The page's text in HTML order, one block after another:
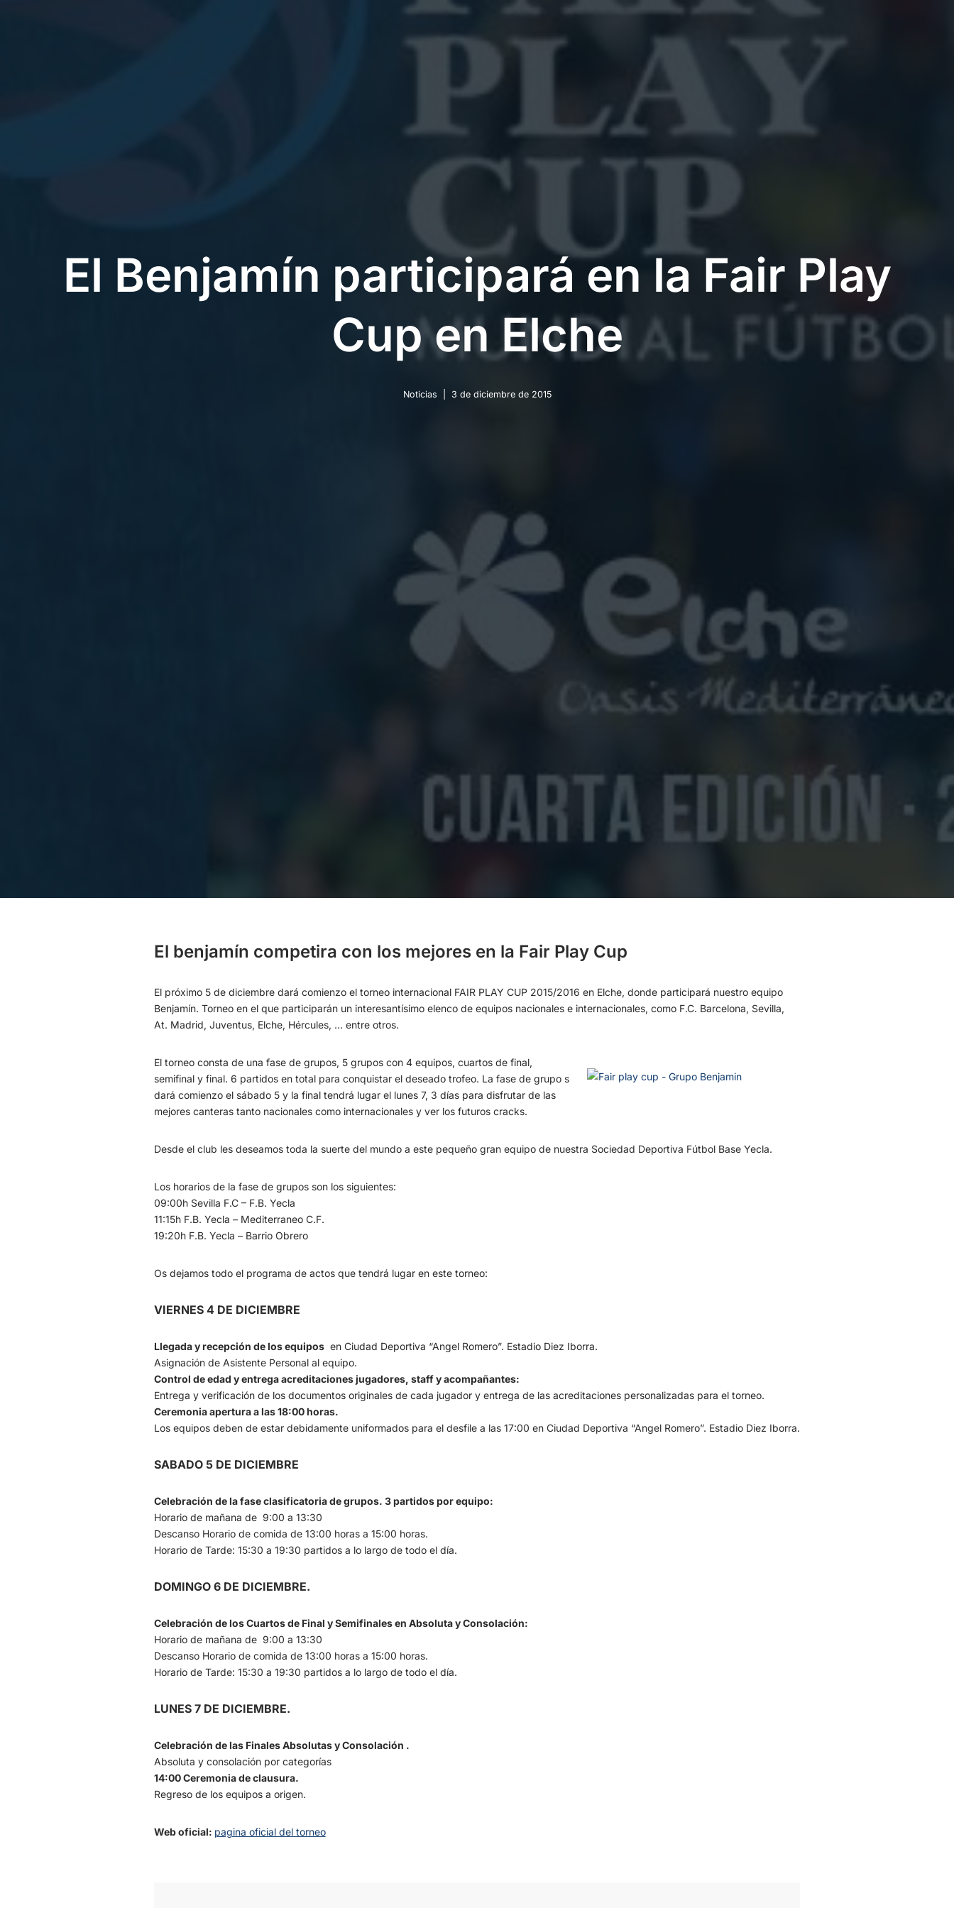
El Benjamín participará en la Fair Play
Cup en Elche
Noticias 3 de diciembre de 2015
El benjamín competira con los mejores en la Fair Play Cup
El próximo 5 de diciembre dará comienzo el torneo internacional FAIR PLAY CUP 2015/2016 en Elche, donde participará nuestro equipo
Benjamín. Torneo en el que participarán un interesantísimo elenco de equipos nacionales e internacionales, como F.C. Barcelona, Sevilla,
At. Madrid, Juventus, Elche, Hércules, … entre otros.
El torneo consta de una fase de grupos, 5 grupos con 4 equipos, cuartos de final,
semifinal y final. 6 partidos en total para conquistar el deseado trofeo. La fase de grupo s
dará comienzo el sábado 5 y la final tendrá lugar el lunes 7, 3 días para disfrutar de las
mejores canteras tanto nacionales como internacionales y ver los futuros cracks.
Desde el club les deseamos toda la suerte del mundo a este pequeño gran equipo de nuestra Sociedad Deportiva Fútbol Base Yecla.
Los horarios de la fase de grupos son los siguientes:
09:00h Sevilla F.C – F.B. Yecla
11:15h F.B. Yecla – Mediterraneo C.F.
19:20h F.B. Yecla – Barrio Obrero
Os dejamos todo el programa de actos que tendrá lugar en este torneo:
VIERNES 4 DE DICIEMBRE
Llegada y recepción de los equiposen Ciudad Deportiva “Angel Romero”. Estadio Diez Iborra.
Asignación de Asistente Personal al equipo.
Control de edad y entrega acreditaciones jugadores, staff y acompañantes:
Entrega y verificación de los documentos originales de cada jugador y entrega de las acreditaciones personalizadas para el torneo.
Ceremonia apertura a las 18:00 horas.
Los equipos deben de estar debidamente uniformados para el desfile a las 17:00 en Ciudad Deportiva “Angel Romero”. Estadio Diez Iborra.
SABADO 5 DE DICIEMBRE
Celebración de la fase clasificatoria de grupos. 3 partidos por equipo:
Horario de mañana de 9:00 a 13:30
Descanso Horario de comida de 13:00 horas a 15:00 horas.
Horario de Tarde: 15:30 a 19:30 partidos a lo largo de todo el día.
DOMINGO 6 DE DICIEMBRE.
Celebración de los Cuartos de Final y Semifinales en Absoluta y Consolación:
Horario de mañana de 9:00 a 13:30
Descanso Horario de comida de 13:00 horas a 15:00 horas.
Horario de Tarde: 15:30 a 19:30 partidos a lo largo de todo el día.
LUNES 7 DE DICIEMBRE.
Celebración de las Finales Absolutas y Consolación .
Absoluta y consolación por categorías
14:00 Ceremonia de clausura.
Regreso de los equipos a origen.
Web oficial: pagina oficial del torneo